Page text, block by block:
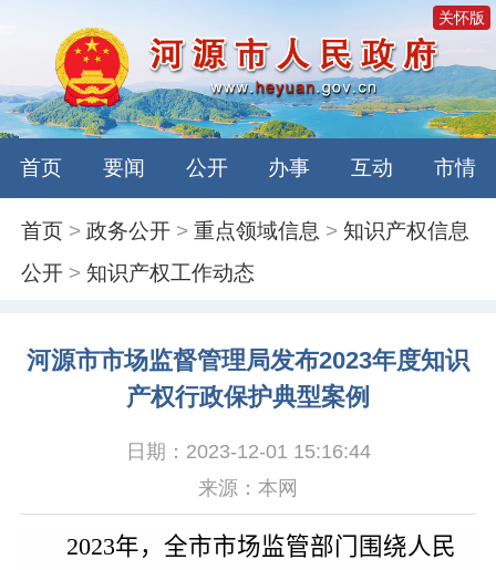
关怀版
首页 要闻 公开 办事 互动 市情
首页 >政务公开 >重点领域信息 >知识产权信息
公开 >知识产权工作动态
河源市市场监督管理局发布2023年度知识
产权行政保护典型案例
日期：2023-12-01 15:16:44
来源：本网
2023年，全市市场监管部门围绕人民